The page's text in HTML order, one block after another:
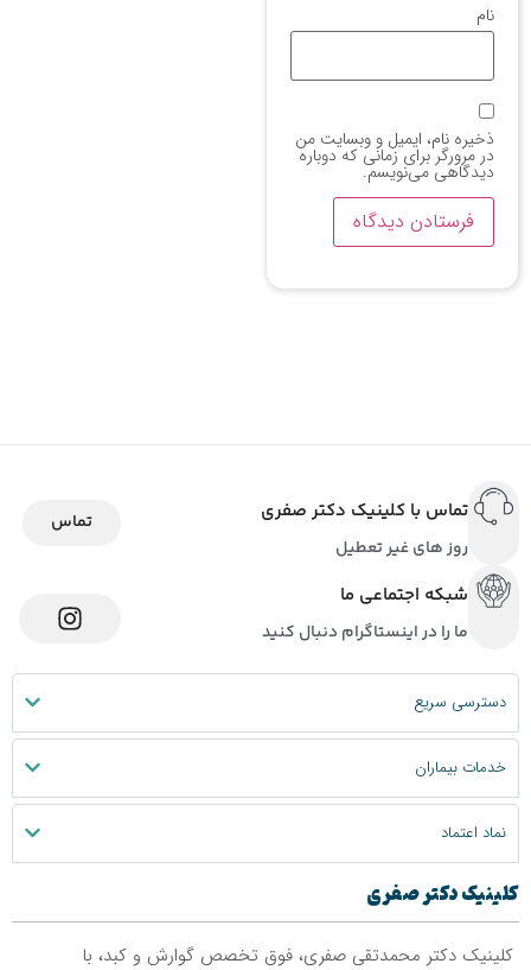
نام
ذخیره نام، ایمیل و وبسایت من
در مرورگر برای زمانی که دوباره
دیدگاهی می‌نویسم.
تماس با کلینیک دکتر صفری
روز های غیر تعطیل
تماس
شبکه اجتماعی ما
ما را در اینستاگرام دنبال کنید
دسترسی سریع
خدمات بیماران
نماد اعتماد
کلینیک دکتر صفری
کلینیک دکتر محمدتقی صفری، فوق تخصص گوارش و کبد، با